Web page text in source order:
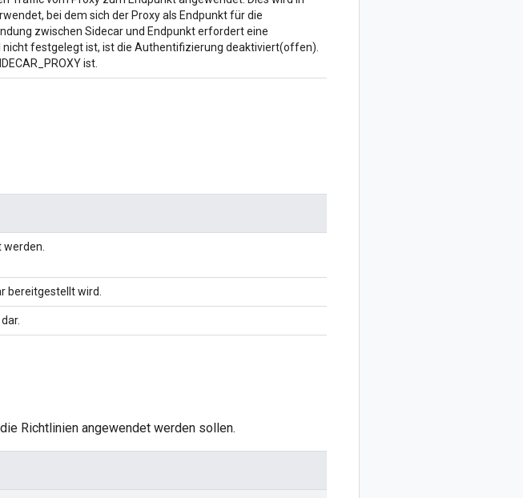
bei dem sich der Proxy als Endpunkt für die
zwischen Sidecar und Endpunkt erfordert eine
nicht festgelegt ist, ist die Authentifizierung deaktiviert(offen).
ist.
bereitgestellt wird.
Richtlinien angewendet werden sollen.